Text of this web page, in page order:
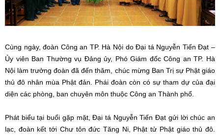
Cùng ngày, đoàn Công an TP. Hà Nội do Đại tá Nguyễn Tiến Đạt –
Ủy viên Ban Thường vụ Đảng ủy, Phó Giám đốc Công an TP. Hà
Nội làm trưởng đoàn đã đến thăm, chúc mừng Ban Trị sự Phật giáo
thủ đô nhân mùa Phật đản. Phái đoàn còn có sự tham dự của đại
diện các phòng, ban chuyên môn thuộc Công an Thành phố.
Phát biểu tại buổi gặp mặt, Đại tá Nguyễn Tiến Đạt gửi lời chúc an
lạc, đoàn kết tới Chư tôn đức Tăng Ni, Phật tử Phật giáo thủ đô.